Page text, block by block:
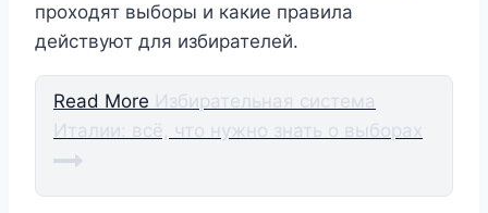
проходят выборы и какие правила
действуют для избирателей.
Read More Избирательная система
Италии: всё, что нужно знать о выборах